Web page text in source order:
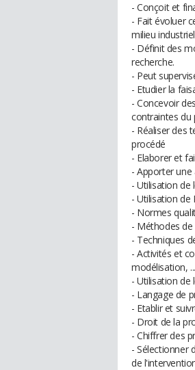
- Conçoit et
- Fait évoluer
milieu
- Définit des
recherche.
- Peut
- Etudier la
- Concevoir
contraintes du
- Réaliser des
procédé
- Elaborer et
- Apporter une
- Utilisation de
- Utilisation de
- Normes
- Méthodes
- Techniques
- Activités et
modélisation,
- Utilisation de
- Langage de
- Etablir et
- Droit de la
- Chiffrer des
- Sélectionner
de